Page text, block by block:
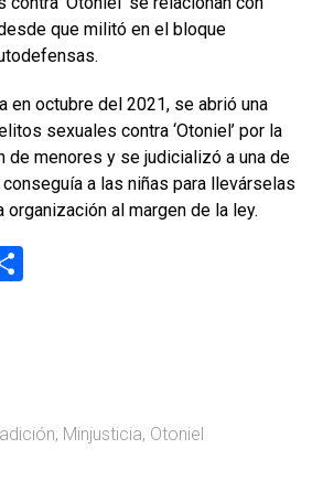
que militó en el bloque
en octubre del 2021, se abrió una
sexuales contra ‘Otoniel’ por la
de menores y se judicializó a una de
a las niñas para llevárselas
al margen de la ley.
tir, Minjusticia, Otoniel